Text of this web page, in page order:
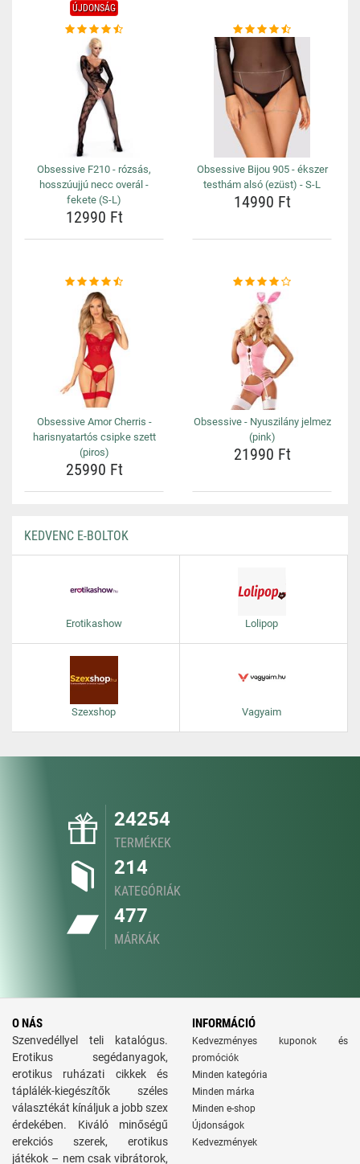
ÚJDONSÁG
Obsessive F210 - rózsás,
hosszúujjú necc overál -
fekete (S-L)
12990 Ft
Obsessive Bijou 905 - ékszer
testhám alsó (ezüst) - S-L
14990 Ft
Obsessive Amor Cherris -
harisnyatartós csipke szett
(piros)
25990 Ft
Obsessive - Nyuszilány jelmez
(pink)
21990 Ft
KEDVENC E-BOLTOK
Erotikashow Lolipop
Szexshop Vagyaim
24254
TERMÉKEK
214
KATEGÓRIÁK
477
MÁRKÁK
O NÁS
Szenvedéllyel teli katalógus.
Erotikus segédanyagok,
erotikus ruházati cikkek és
táplálék-kiegészítők széles
választékát kínáljuk a jobb szex
érdekében. Kiváló minőségű
erekciós szerek, erotikus
játékok – nem csak vibrátorok,
INFORMÁCIÓ
Kedvezményes kuponok és
promóciók
Minden kategória
Minden márka
Minden e-shop
Újdonságok
Kedvezmények